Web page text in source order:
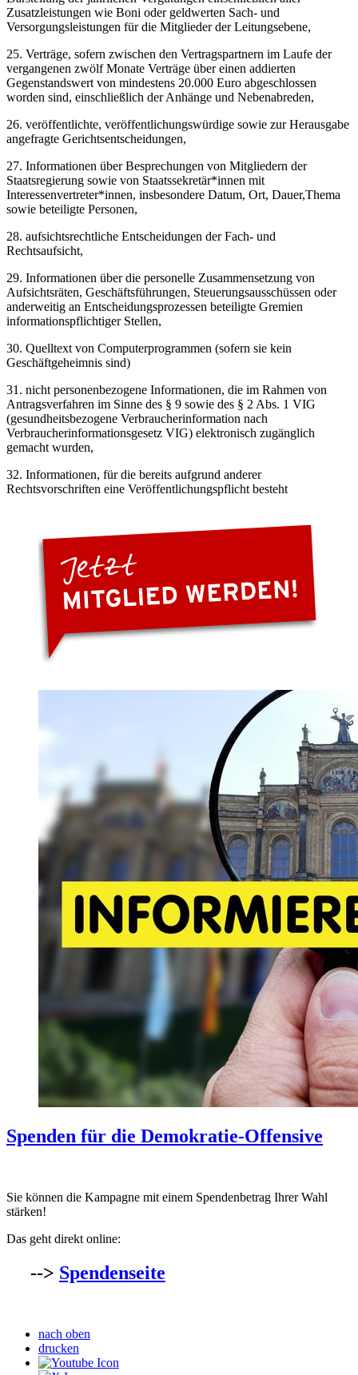
Zusatzleistungen wie Boni oder geldwerten Sach- und
Versorgungsleistungen für die Mitglieder der Leitungsebene,
25. Verträge, sofern zwischen den Vertragspartnern im Laufe der
vergangenen zwölf Monate Verträge über einen addierten
Gegenstandswert von mindestens 20.000 Euro abgeschlossen
worden sind, einschließlich der Anhänge und Nebenabreden,
26. veröffentlichte, veröffentlichungswürdige sowie zur Herausgabe
angefragte Gerichtsentscheidungen,
27. Informationen über Besprechungen von Mitgliedern der
Staatsregierung sowie von Staatssekretär*innen mit
Interessenvertreter*innen, insbesondere Datum, Ort, Dauer,Thema
sowie beteiligte Personen,
28. aufsichtsrechtliche Entscheidungen der Fach- und
Rechtsaufsicht,
29. Informationen über die personelle Zusammensetzung von
Aufsichtsräten, Geschäftsführungen, Steuerungsausschüssen oder
anderweitig an Entscheidungsprozessen beteiligte Gremien
informationspflichtiger Stellen,
30. Quelltext von Computerprogrammen (sofern sie kein
Geschäftgeheimnis sind)
31. nicht personenbezogene Informationen, die im Rahmen von
Antragsverfahren im Sinne des § 9 sowie des § 2 Abs. 1 VIG
(gesundheitsbezogene Verbraucherinformation nach
Verbraucherinformationsgesetz VIG) elektronisch zugänglich
gemacht wurden,
32. Informationen, für die bereits aufgrund anderer
Rechtsvorschriften eine Veröffentlichungspflicht besteht
Spenden für die Demokratie-Offensive
Sie können die Kampagne mit einem Spendenbetrag Ihrer Wahl
stärken!
Das geht direkt online:
--> Spendenseite
nach oben
drucken